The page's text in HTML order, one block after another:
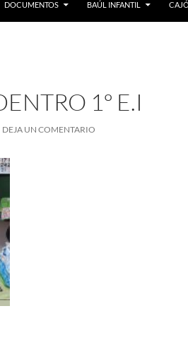
DOCUMENTOS BAÚL INFANTIL
1º E.I
DEJA UN COMENTARIO